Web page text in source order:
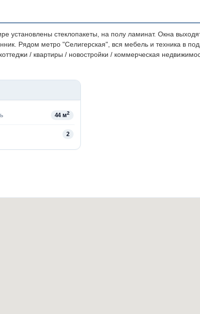
установлены стеклопакеты, на полу ламинат. Окна
Рядом метро "Селигерская", вся мебель и техника в
/ квартиры / новостройки / коммерческая
44 м2
2